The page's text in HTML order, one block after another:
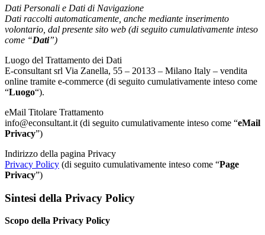
Dati Personali e Dati di Navigazione
Dati raccolti automaticamente, anche mediante inserimento
volontario, dal presente sito web (di seguito cumulativamente inteso
come “Dati”)
Luogo del Trattamento dei Dati
E-consultant srl Via Zanella, 55 – 20133 – Milano Italy – vendita
online tramite e-commerce (di seguito cumulativamente inteso come
“Luogo“).
eMail Titolare Trattamento
info@econsultant.it (di seguito cumulativamente inteso come “eMail
Privacy”)
Indirizzo della pagina Privacy
Privacy Policy (di seguito cumulativamente inteso come “Page
Privacy”)
Sintesi della Privacy Policy
Scopo della Privacy Policy